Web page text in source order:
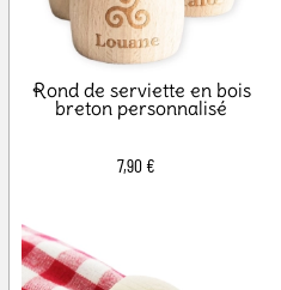
Rond de serviette en bois
breton personnalisé
7,90 €